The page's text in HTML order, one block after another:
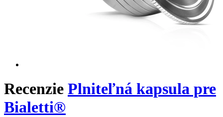
Recenzie Plniteľná kapsula pre
Bialetti®